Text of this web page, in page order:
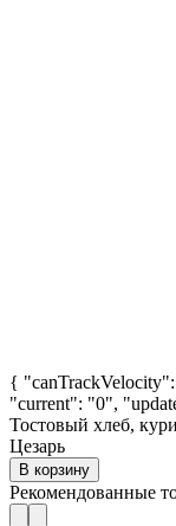
{
"current": "0",
Тостовый хлеб,
Цезарь
В корзину
Рекомендованные